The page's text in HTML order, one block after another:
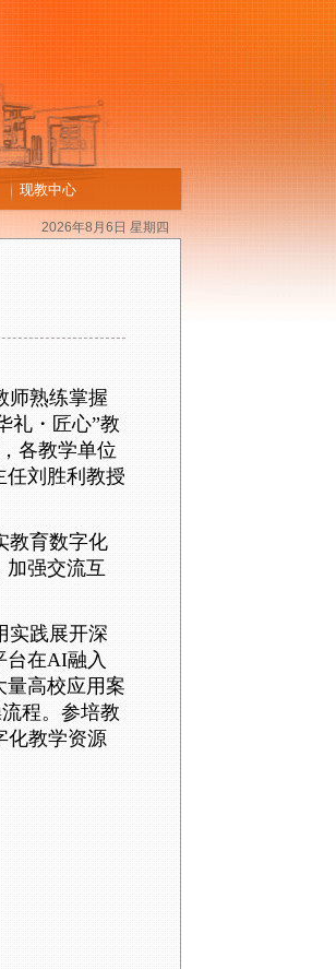
现教中心
2026年8月6日 星期四
师熟练掌握
礼 ・ 匠心”教
各教学单位
任刘胜利教授
教育数字化
加强交流互
实践展开深
台在AI融入
量高校应用案
程。 参培教
化教学资源